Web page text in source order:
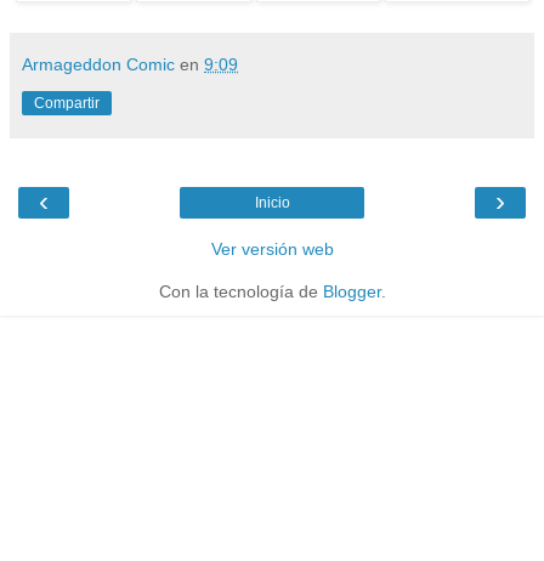
Armageddon Comic en 9:09
Compartir
‹ ›
Inicio
Ver versión web
Con la tecnología de Blogger.